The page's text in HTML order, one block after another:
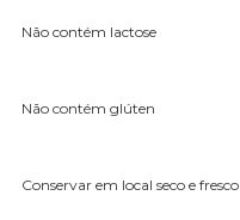
Não contém lactose
Não contém glúten
Conservar em local seco e fresco